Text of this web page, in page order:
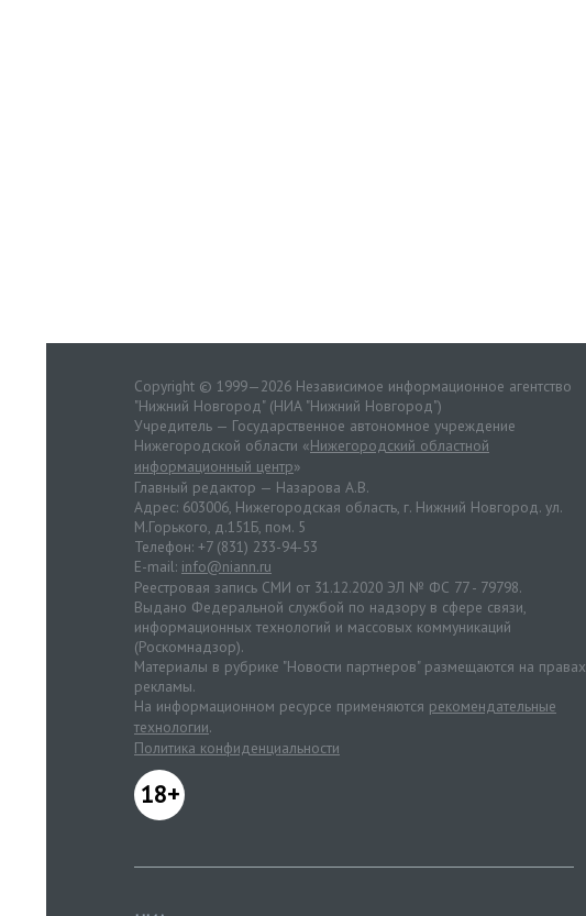
Copyright © 1999—2026 Независимое информационное агентство
"Нижний Новгород" (НИА "Нижний Новгород")
Учредитель — Государственное автономное учреждение
Нижегородской области «Нижегородский областной
информационный центр»
Главный редактор — Назарова А.В.
Адрес: 603006, Нижегородская область, г. Нижний Новгород. ул.
М.Горького, д.151Б, пом. 5
Телефон: +7 (831) 233-94-53
E-mail: info@niann.ru
Реестровая запись СМИ от 31.12.2020 ЭЛ № ФС 77 - 79798.
Выдано Федеральной службой по надзору в сфере связи,
информационных технологий и массовых коммуникаций
(Роскомнадзор).
Материалы в рубрике "Новости партнеров" размещаются на правах
рекламы.
На информационном ресурсе применяются рекомендательные
технологии.
Политика конфиденциальности
18+